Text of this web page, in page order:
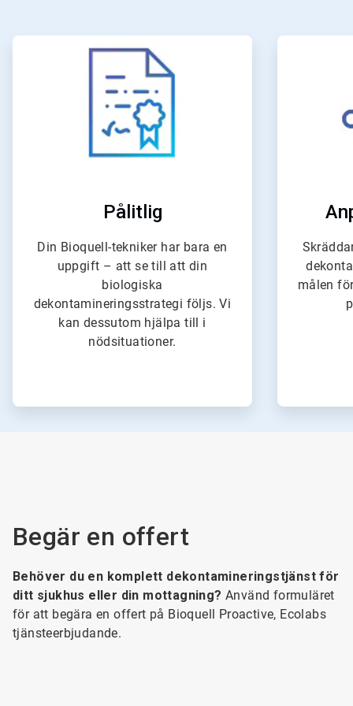
1
4
Pålitlig
Din Bioquell-tekniker har bara en
uppgift – att se till att din
biologiska
dekontamineringsstrategi följs. Vi
kan dessutom hjälpa till i
nödsituationer.
målen
Begär en offert
Behöver du en komplett dekontamineringstjänst för
ditt sjukhus eller din mottagning? Använd formuläret
för att begära en offert på Bioquell Proactive, Ecolabs
tjänsteerbjudande.